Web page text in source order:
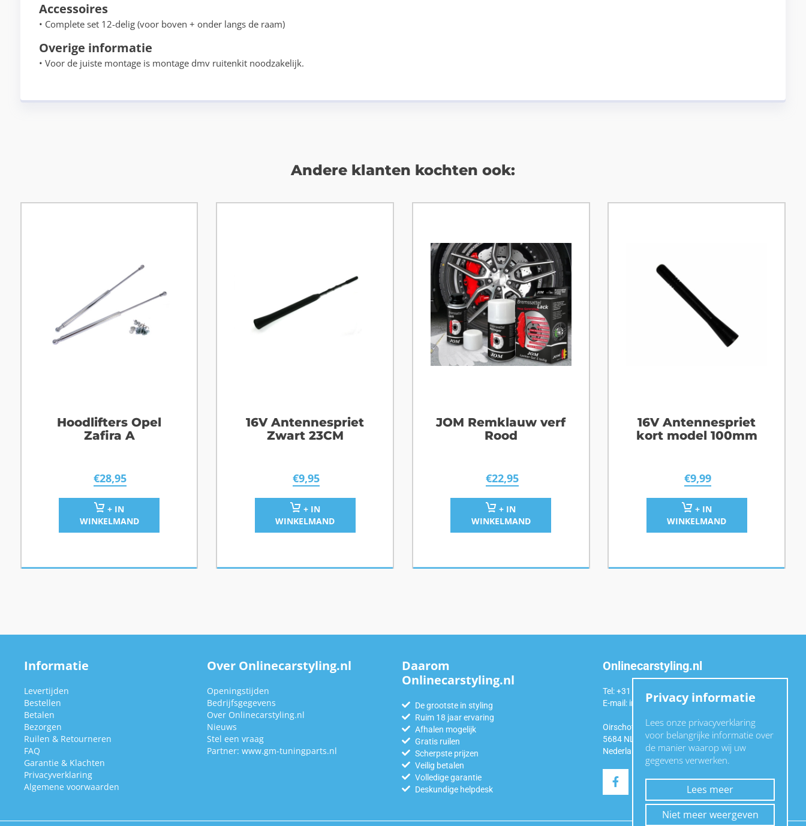
Accessoires
• Complete set 12-delig (voor boven + onder langs de raam)
Overige informatie
• Voor de juiste montage is montage dmv ruitenkit noodzakelijk.
Andere klanten kochten ook:
Hoodlifters Opel
Zafira A
€28,95
+ IN
WINKELMAND
16V Antennespriet
Zwart 23CM
€9,95
+ IN
WINKELMAND
JOM Remklauw verf
Rood
€22,95
+ IN
WINKELMAND
16V Antennespriet
kort model 100mm
€9,99
+ IN
WINKELMAND
Informatie
Levertijden
Bestellen
Betalen
Bezorgen
Ruilen & Retourneren
FAQ
Garantie & Klachten
Privacyverklaring
Algemene voorwaarden
Over Onlinecarstyling.nl
Openingstijden
Bedrijfsgegevens
Over Onlinecarstyling.nl
Nieuws
Stel een vraag
Partner: www.gm-tuningparts.nl
Daarom
Onlinecarstyling.nl
De grootste in styling
Ruim 18 jaar ervaring
Afhalen mogelijk
Gratis ruilen
Scherpste prijzen
Veilig betalen
Volledige garantie
Deskundige helpdesk
Onlinecarstyling.nl
Tel: +31 (0)6 54 98 49 99
E-mail: info@onlinecarstyling.nl
Oirschotseweg 92a
5684 NL Best
Nederland
Privacy informatie
Lees onze privacyverklaring
voor belangrijke informatie over
de manier waarop wij uw
gegevens verwerken.
Lees meer
Niet meer weergeven